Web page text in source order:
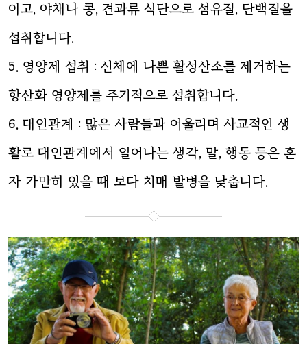
이고, 야채나 콩, 견과류 식단으로 섬유질, 단백질을
섭취합니다.
5. 영양제 섭취 : 신체에 나쁜 활성산소를 제거하는
항산화 영양제를 주기적으로 섭취합니다.
6. 대인관계 : 많은 사람들과 어울리며 사교적인 생
활로 대인관계에서 일어나는 생각, 말, 행동 등은 혼
자 가만히 있을 때 보다 치매 발병을 낮춥니다.